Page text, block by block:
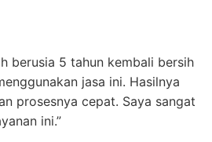
berusia 5 tahun kembali bersih
jasa ini. Hasilnya
prosesnya cepat. Saya sangat
ini.”